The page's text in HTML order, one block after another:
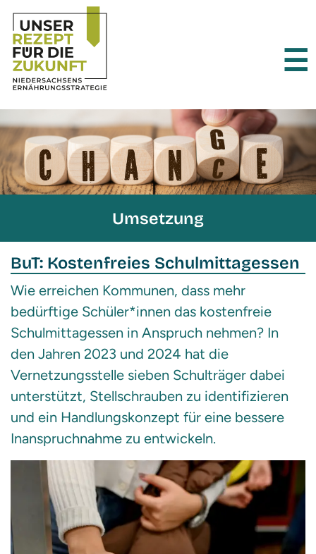
☰
Umsetzung
BuT: Kostenfreies Schulmittagessen
Wie erreichen Kommunen, dass mehr
bedürftige Schüler*innen das kostenfreie
Schulmittagessen in Anspruch nehmen? In
den Jahren 2023 und 2024 hat die
Vernetzungsstelle sieben Schulträger dabei
unterstützt, Stellschrauben zu identifizieren
und ein Handlungskonzept für eine bessere
Inanspruchnahme zu entwickeln.